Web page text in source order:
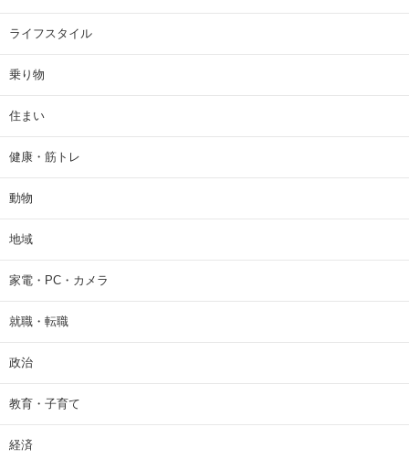
ライフスタイル
乗り物
住まい
健康・筋トレ
動物
地域
家電・PC・カメラ
就職・転職
政治
教育・子育て
経済